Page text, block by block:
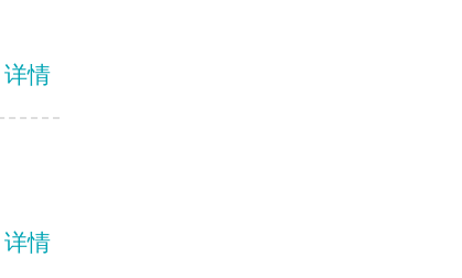
详情
详情